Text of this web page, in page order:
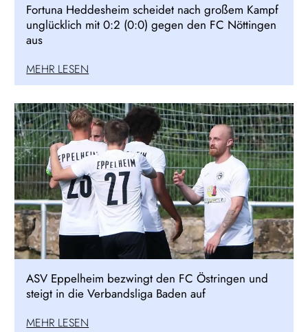
Fortuna Heddesheim scheidet nach großem Kampf
unglücklich mit 0:2 (0:0) gegen den FC Nöttingen
aus
MEHR LESEN
ASV Eppelheim bezwingt den FC Östringen und
steigt in die Verbandsliga Baden auf
MEHR LESEN